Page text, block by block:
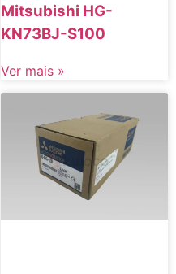
Mitsubishi HG-
KN73BJ-S100
Ver mais »